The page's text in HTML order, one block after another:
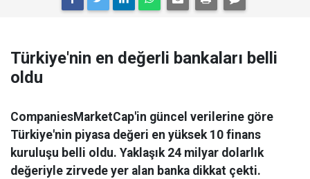
Türkiye'nin en değerli bankaları belli
oldu
CompaniesMarketCap'in güncel verilerine göre
Türkiye'nin piyasa değeri en yüksek 10 finans
kuruluşu belli oldu. Yaklaşık 24 milyar dolarlık
değeriyle zirvede yer alan banka dikkat çekti.